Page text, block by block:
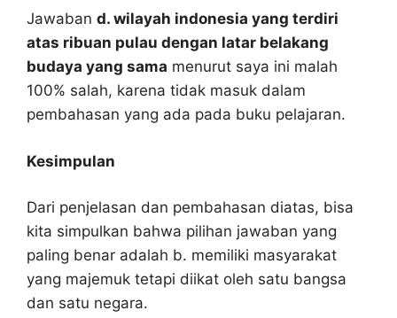
Jawaban d. wilayah indonesia yang terdiri
atas ribuan pulau dengan latar belakang
budaya yang sama menurut saya ini malah
100% salah, karena tidak masuk dalam
pembahasan yang ada pada buku pelajaran.
Kesimpulan
Dari penjelasan dan pembahasan diatas, bisa
kita simpulkan bahwa pilihan jawaban yang
paling benar adalah b. memiliki masyarakat
yang majemuk tetapi diikat oleh satu bangsa
dan satu negara.